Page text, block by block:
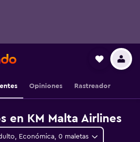
Opiniones Rastreador
en KM Malta Airlines
Económica, 0 maletas